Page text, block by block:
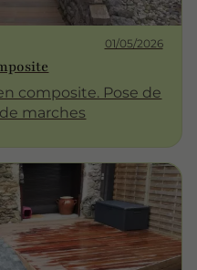
01/05/2026
composite. Pose de
marches